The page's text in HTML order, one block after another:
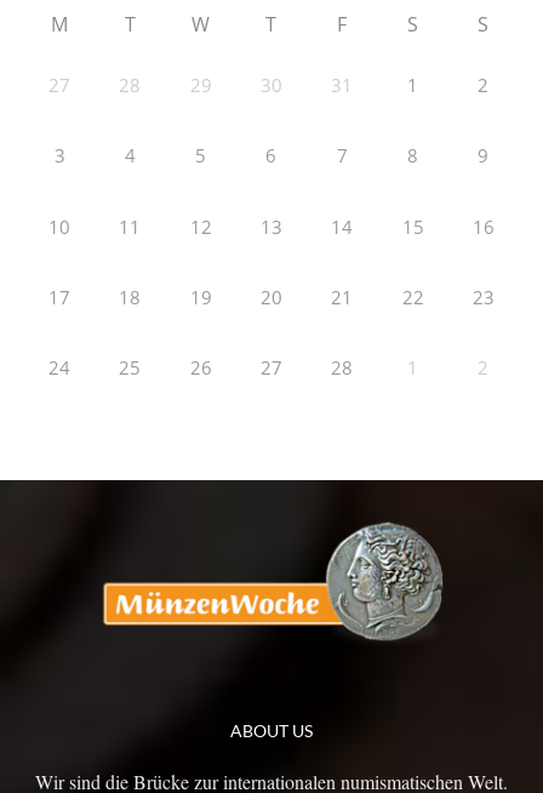
M T W T F S S
27 28 29 30 31 1 2
3 4 5 6 7 8 9
10 11 12 13 14 15 16
17 18 19 20 21 22 23
24 25 26 27 28 1 2
ABOUT US
Wir sind die Brücke zur internationalen numismatischen Welt.